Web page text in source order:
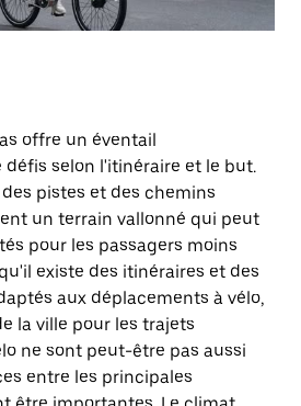
offre un éventail
selon l'itinéraire et le but.
pistes et des chemins
un terrain vallonné qui peut
pour les passagers moins
existe des itinéraires et des
aux déplacements à vélo,
la ville pour les trajets
ne sont peut-être pas aussi
entre les principales